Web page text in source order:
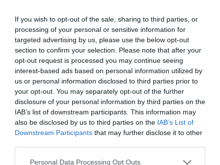
If you wish to opt-out of the sale, sharing to third parties, or
processing of your personal or sensitive information for
targeted advertising by us, please use the below opt-out
section to confirm your selection. Please note that after your
opt-out request is processed you may continue seeing
interest-based ads based on personal information utilized by
us or personal information disclosed to third parties prior to
your opt-out. You may separately opt-out of the further
disclosure of your personal information by third parties on the
IAB’s list of downstream participants. This information may
also be disclosed by us to third parties on the IAB’s List of
Downstream Participants that may further disclose it to other
Personal Data Processing Opt Outs
Todas las variedades son muy bonitas y decorativas,